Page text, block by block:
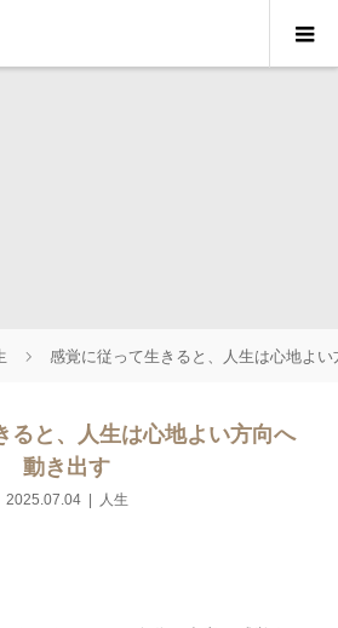
感覚に従って生きると、人生は心地よ
ると、人生は心地よい方向へ
動き出す
2025.07.04 人生